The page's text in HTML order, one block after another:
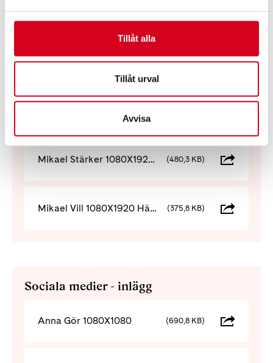
Tillåt alla
Tillåt urval
Avvisa
Mattias Stärker 1080X1920 Händelse (352,2 KB)
Mattias Vill 1080X1920 Händelse (551,2 KB)
Mikael Stärker 1080X1920 Händelse (480,3 KB)
Mikael Vill 1080X1920 Händelse (375,8 KB)
Sociala medier - inlägg
Anna Gör 1080X1080 (690,8 KB)